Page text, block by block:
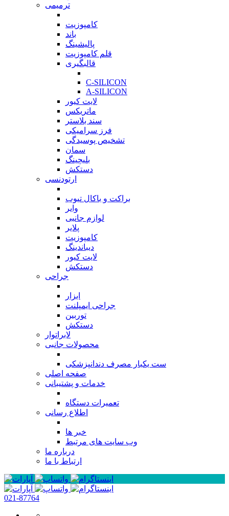
ترمیمی
کامپوزیت
باند
پالیشینگ
قلم کامپوزیت
قالبگیری
C-SILICON
A-SILICON
لایت کیور
ماتریکس
سند بلاستر
فرز سرامیکی
تشخیص پوسیدگی
سمان
بلیچینگ
دستکش
ارتودنسی
براکت و باکال تیوب
وایر
لوازم جانبی
پلایر
کامپوزیت
دیباندینگ
لایت کیور
دستکش
جراحی
ابزار
جراحی ایمپلنت
توربین
دستکش
لابراتوار
محصولات جانبی
ست یکبار مصرف دندانپزشکی
صفحه اصلی
خدمات و پشتیبانی
تعمیرات دستگاه
اطلاع رسانی
خبر ها
وب سایت های مرتبط
درباره ما
ارتباط با ما
021-87764